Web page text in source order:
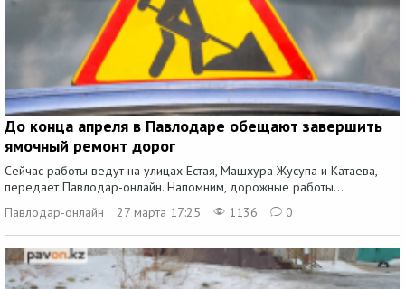
До конца апреля в Павлодаре обещают завершить
ямочный ремонт дорог
Сейчас работы ведут на улицах Естая, Машхура Жусупа и Катаева,
передает Павлодар-онлайн. Напомним, дорожные работы...
Павлодар-онлайн
27 марта 17:25 1136 0